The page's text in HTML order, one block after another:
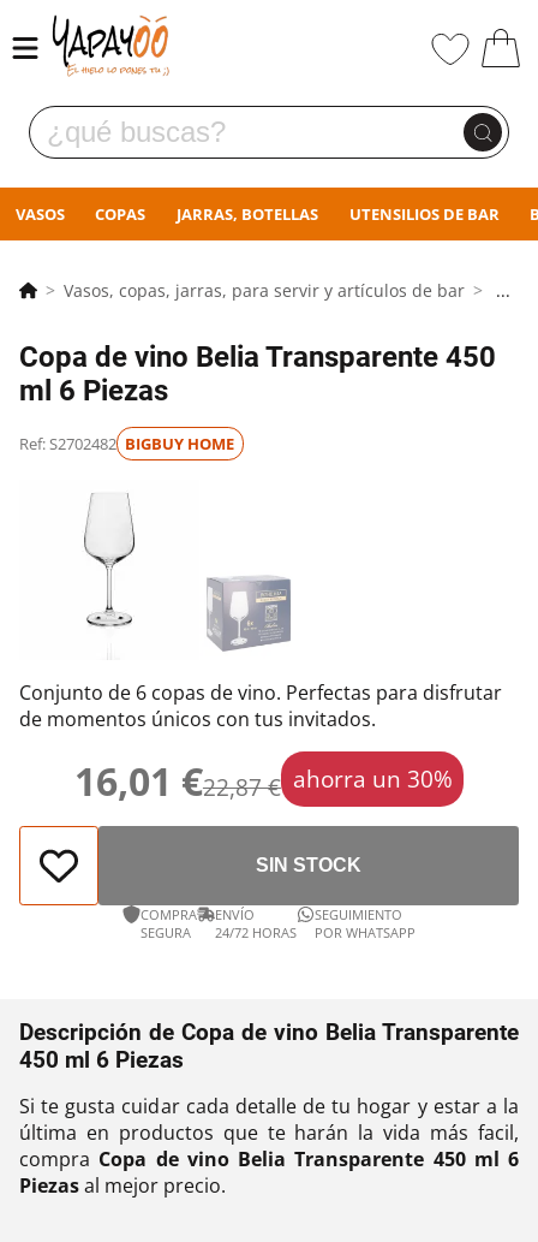
VASOS COPAS JARRAS, BOTELLAS UTENSILIOS DE BAR
Vasos, copas, jarras, para servir y artículos de bar ...
Copa de vino Belia Transparente 450
ml 6 Piezas
Ref: S2702482 BIGBUY HOME
Conjunto de 6 copas de vino. Perfectas para disfrutar
de momentos únicos con tus invitados.
16,01 €22,87 € ahorra un 30%
SIN STOCK
COMPRA
SEGURA
ENVÍO
24/72 HORAS
SEGUIMIENTO
POR WHATSAPP
Descripción de Copa de vino Belia Transparente
450 ml 6 Piezas
Si te gusta cuidar cada detalle de tu hogar y estar a la
última en productos que te harán la vida más facil,
compra Copa de vino Belia Transparente 450 ml 6
Piezasal mejor precio.